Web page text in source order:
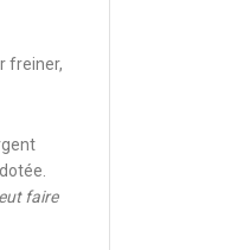
freiner,
faire